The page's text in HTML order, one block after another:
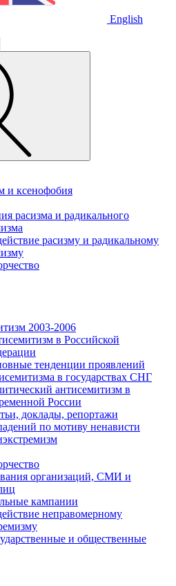
English
и ксенофобия
расизма и радикального
расизму и радикальному
2003-2006
в Российской
тенденции проявлений
в государствах СНГ
антисемитизм в
России
доклады, репортажи
по мотиву ненависти
организаций, СМИ и
кампании
неправомерному
и общественные